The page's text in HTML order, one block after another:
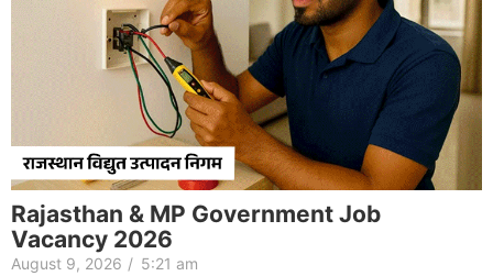
Rajasthan & MP Government Job
Vacancy 2026
August 9, 2026 / 5:21 am